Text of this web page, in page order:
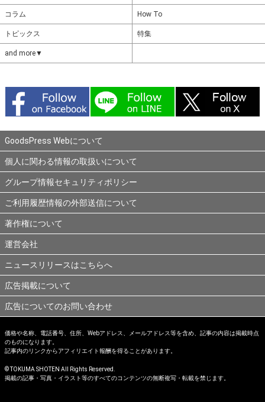
コラム How To
トピックス 特集
and more▼
GoodsPress Webについて
個人に関わる情報の取扱いについて
グループ情報セキュリティポリシー
ご利用履歴情報の外部送信について
著作権について
運営会社
ニュースリリースはこちらへ
広告掲載について
広告についてのお問い合わせ
価格や名称、電話番号、住所、Webアドレス、メールアドレス等を含め、記事の内容は掲載時点
のものになります。
記事内のリンクからアフィリエイト報酬を得ることがあります。
© TOKUMA SHOTEN All Rights Reserved.
掲載の記事・写真・イラスト等のすべてのコンテンツの無断複写・転載を禁じます。